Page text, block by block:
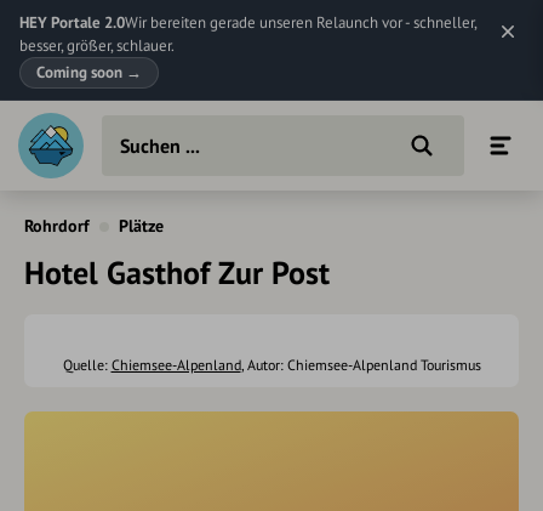
HEY Portale 2.0Wir bereiten gerade unseren Relaunch vor - schneller,
besser, größer, schlauer.
Coming soon →
Rohrdorf Plätze
Hotel Gasthof Zur Post
Quelle: Chiemsee-Alpenland, Autor: Chiemsee-Alpenland Tourismus